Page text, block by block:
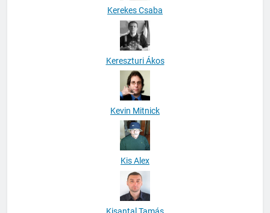
Kerekes Csaba
Kereszturi Ákos
Kevin Mitnick
Kis Alex
Kisantal Tamás